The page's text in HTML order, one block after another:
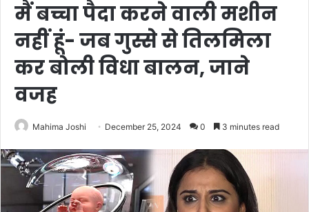
मैं बच्चा पैदा करने वाली मशीन
नहीं हूं- जब गुस्से से तिलमिला
कर बोली विधा बालन, जाने
वजह
Mahima Joshi December 25, 2024 0 3 minutes read